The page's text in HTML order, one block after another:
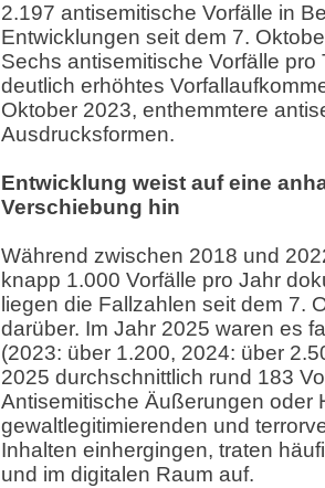
2.197 antisemitische Vorfälle in
Entwicklungen seit dem 7.
Sechs antisemitische Vorfälle pro
deutlich erhöhtes
Oktober 2023, enthemmtere
Ausdrucksformen.
Entwicklung weist auf eine
Verschiebung hin
Während zwischen 2018 und
knapp 1.000 Vorfälle pro Jahr
liegen die Fallzahlen seit dem 7.
darüber. Im Jahr 2025 waren es
(2023: über 1.200, 2024: über
2025 durchschnittlich rund 183
Antisemitische Äußerungen oder
gewaltlegitimierenden und
Inhalten einhergingen, traten
und im digitalen Raum auf.